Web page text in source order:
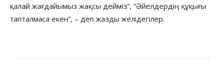
қалай жағдайымыз жақсы дейміз”, “Әйелдердің құқығы
тапталмаса екен”, – деп жазды желідегілер.